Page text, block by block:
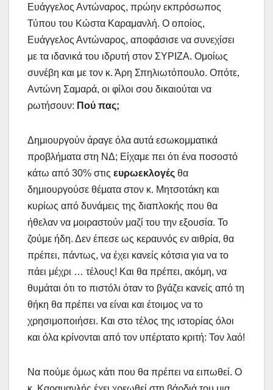
Ευάγγελος Αντώναρος, πρώην εκπρόσωπος
Τύπου του Κώστα Καραμανλή. Ο οποίος,
Ευάγγελος Αντώναρος, αποφάσισε να συνεχίσει
με τα ιδανικά του ιδρυτή στον ΣΥΡΙΖΑ. Ομοίως
συνέβη και με τον κ. Άρη Σπηλιωτόπουλο. Οπότε,
Αντώνη Σαμαρά, οι φίλοι σου δικαιούται να
ρωτήσουν: Πού πας;
Δημιουργούν άραγε όλα αυτά εσωκομματικά
προβλήματα στη ΝΔ; Είχαμε πει ότι ένα ποσοστό
κάτω από 30% στις ευρωεκλογές θα
δημιουργούσε θέματα στον κ. Μητσοτάκη και
κυρίως από δυνάμεις της διαπλοκής που θα
ήθελαν να μοιραστούν μαζί του την εξουσία. Το
ζούμε ήδη. Δεν έπεσε ως κεραυνός εν αιθρία, θα
πρέπει, πάντως, να έχει κανείς κότσια για να το
πάει μέχρι … τέλους! Και θα πρέπει, ακόμη, να
θυμάται ότι το πιστόλι όταν το βγάζει κανείς από τη
θήκη θα πρέπει να είναι και έτοιμος να το
χρησιμοποιήσει. Και στο τέλος της ιστορίας όλοι
και όλα κρίνονται από τον υπέρτατο κριτή: Τον λαό!
Να πούμε όμως κάτι που θα πρέπει να ειπωθεί. Ο